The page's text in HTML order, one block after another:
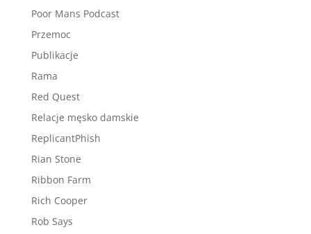
Poor Mans Podcast
Przemoc
Publikacje
Rama
Red Quest
Relacje męsko damskie
ReplicantPhish
Rian Stone
Ribbon Farm
Rich Cooper
Rob Says